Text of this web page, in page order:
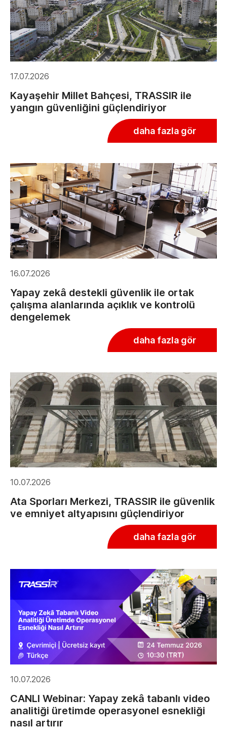
17.07.2026
Kayaşehir Millet Bahçesi, TRASSIR ile
yangın güvenliğini güçlendiriyor
daha fazla gör
16.07.2026
Yapay zekâ destekli güvenlik ile ortak
çalışma alanlarında açıklık ve kontrolü
dengelemek
daha fazla gör
10.07.2026
Ata Sporları Merkezi, TRASSIR ile güvenlik
ve emniyet altyapısını güçlendiriyor
daha fazla gör
10.07.2026
CANLI Webinar: Yapay zekâ tabanlı video
analitiği üretimde operasyonel esnekliği
nasıl artırır